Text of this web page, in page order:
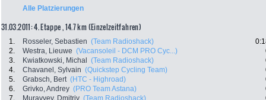
Alle Platzierungen
31.03.2011: 4. Etappe , 14.7 km (Einzelzeitfahren)
1. Rosseler, Sebastien (Team Radioshack)
2.
Westra, Lieuwe (Vacansoleil - DCM PRO Cyc...)
3.
Kwiatkowski, Michal (Team Radioshack)
4.
Chavanel, Sylvain (Quickstep Cycling Team)
5.
Grabsch, Bert (HTC - Highroad)
6.
Grivko, Andrey (PRO Team Astana)